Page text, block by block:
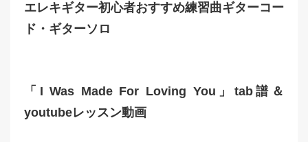
エレキギター初心者おすすめ練習曲ギターコー
ド・ギターソロ
「I Was Made For Loving You」tab譜＆
youtubeレッスン動画